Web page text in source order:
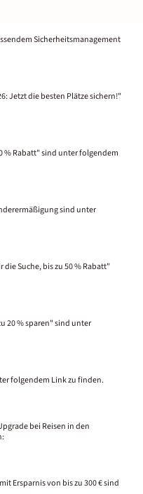
Sicherheitsmanagement
Jetzt die besten Plätze sichern!"
% Rabatt" sind unter folgendem
sind unter
die Suche, bis zu 50 % Rabatt"
20 % sparen" sind unter
folgendem Link zu finden.
bei Reisen in den
Ersparnis von bis zu 300 € sind